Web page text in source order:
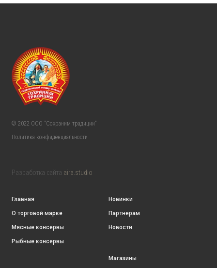
© 2022 ООО "Сохраним традиции"
Политика конфиденциальности
Разработка сайта aira.studio
Главная
О торговой марке
Мясные консервы
Рыбные консервы
Новинки
Партнерам
Новости
Магазины